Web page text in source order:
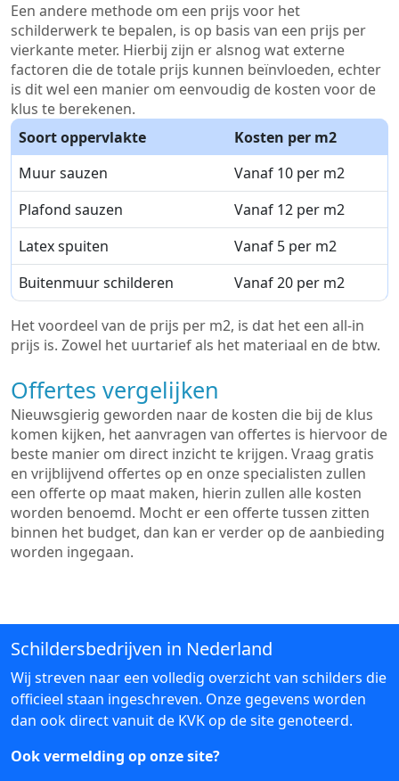
Een andere methode om een prijs voor het
schilderwerk te bepalen, is op basis van een prijs per
vierkante meter. Hierbij zijn er alsnog wat externe
factoren die de totale prijs kunnen beïnvloeden, echter
is dit wel een manier om eenvoudig de kosten voor de
klus te berekenen.
Soort oppervlakte
Kosten per m2
Muur sauzen
Vanaf 10 per m2
Plafond sauzen
Vanaf 12 per m2
Latex spuiten
Vanaf 5 per m2
Buitenmuur schilderen
Vanaf 20 per m2
Het voordeel van de prijs per m2, is dat het een all-in
prijs is. Zowel het uurtarief als het materiaal en de btw.
Offertes vergelijken
Nieuwsgierig geworden naar de kosten die bij de klus
komen kijken, het aanvragen van offertes is hiervoor de
beste manier om direct inzicht te krijgen. Vraag gratis
en vrijblijvend offertes op en onze specialisten zullen
een offerte op maat maken, hierin zullen alle kosten
worden benoemd. Mocht er een offerte tussen zitten
binnen het budget, dan kan er verder op de aanbieding
worden ingegaan.
Schildersbedrijven in Nederland
Wij streven naar een volledig overzicht van schilders die
officieel staan ingeschreven. Onze gegevens worden
dan ook direct vanuit de KVK op de site genoteerd.
Ook vermelding op onze site?